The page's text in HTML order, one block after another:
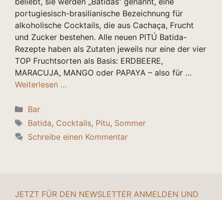
portugiesisch-brasilianische Bezeichnung für
alkoholische Cocktails, die aus Cachaça, Frucht
und Zucker bestehen. Alle neuen PITÚ Batida-
Rezepte haben als Zutaten jeweils nur eine der vier
TOP Fruchtsorten als Basis: ERDBEERE,
MARACUJA, MANGO oder PAPAYA – also für …
Weiterlesen …
Kategorien
Bar
Schlagwörter
Batida, Cocktails, Pitu, Sommer
Schreibe einen Kommentar
JETZT FÜR DEN NEWSLETTER ANMELDEN UND